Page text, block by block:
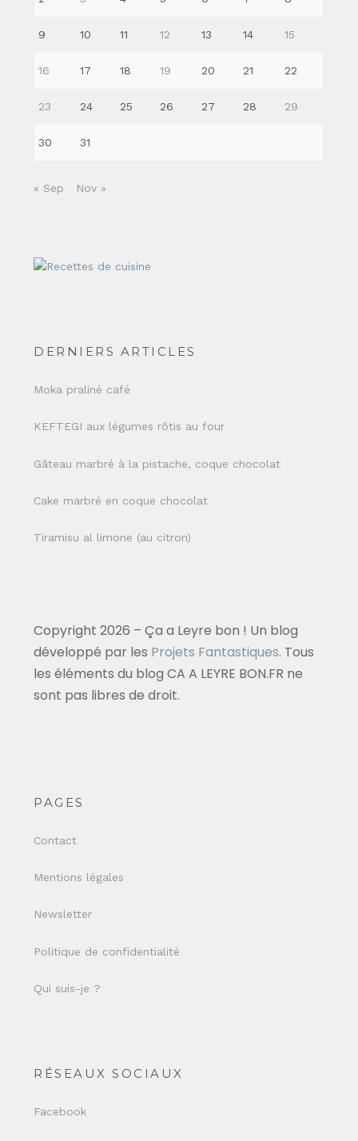
9 10 11 12 13 14 15
16 17 18 19 20 21 22
23 24 25 26 27 28 29
30 31
« Sep Nov »
DERNIERS ARTICLES
Moka praliné café
KEFTEGI aux légumes rôtis au four
Gâteau marbré à la pistache, coque chocolat
Cake marbré en coque chocolat
Tiramisu al limone (au citron)
Copyright 2026 – Ça a Leyre bon ! Un blog
développé par les Projets Fantastiques. Tous
les éléments du blog CA A LEYRE BON.FR ne
sont pas libres de droit.
PAGES
Contact
Mentions légales
Newsletter
Politique de confidentialité
Qui suis-je ?
RÉSEAUX SOCIAUX
Facebook